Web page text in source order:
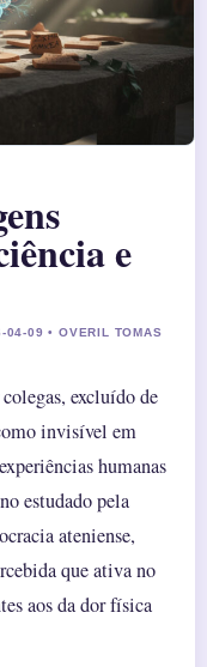
e
04-09 • OVERIL TOMAS
excluído de
invisível em
humanas
estudado pela
ateniense,
que ativa no
aos da dor física